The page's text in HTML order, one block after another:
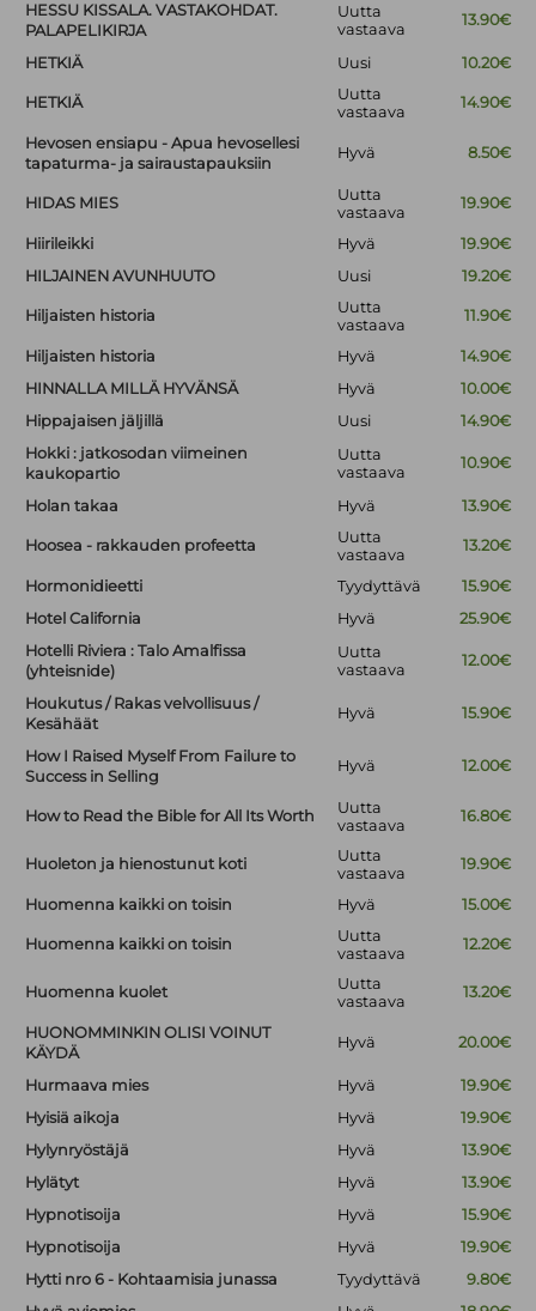
HESSU KISSALA. VASTAKOHDAT.
PALAPELIKIRJA
Uutta
vastaava
13.90€
HETKIÄ Uusi 10.20€
HETKIÄ
Uutta
vastaava
14.90€
Hevosen ensiapu - Apua hevosellesi
tapaturma- ja sairaustapauksiin
Hyvä 8.50€
HIDAS MIES
Uutta
vastaava
19.90€
Hiirileikki Hyvä
19.90€
HILJAINEN AVUNHUUTO
Uusi 19.20€
Hiljaisten historia
Uutta
vastaava
11.90€
Hiljaisten historia Hyvä
14.90€
HINNALLA MILLÄ HYVÄNSÄ
Hyvä
10.00€
Hippajaisen jäljillä
Uusi
14.90€
Hokki : jatkosodan viimeinen
kaukopartio
Uutta
vastaava
10.90€
Holan takaa Hyvä 13.90€
Hoosea - rakkauden profeetta
Uutta
vastaava
13.20€
Hormonidieetti Tyydyttävä
15.90€
Hotel California
Hyvä
25.90€
Hotelli Riviera : Talo Amalfissa
(yhteisnide)
Uutta
vastaava
12.00€
Houkutus / Rakas velvollisuus /
Kesähäät
Hyvä 15.90€
How I Raised Myself From Failure to
Success in Selling
Hyvä 12.00€
How to Read the Bible for All Its Worth
Uutta
vastaava
16.80€
Huoleton ja hienostunut koti
Uutta
vastaava
19.90€
Huomenna kaikki on toisin Hyvä 15.00€
Huomenna kaikki on toisin
Uutta
vastaava
12.20€
Huomenna kuolet
Uutta
vastaava
13.20€
HUONOMMINKIN OLISI VOINUT
KÄYDÄ
Hyvä 20.00€
Hurmaava mies Hyvä
19.90€
Hyisiä aikoja
Hyvä
19.90€
Hylynryöstäjä
Hyvä
13.90€
Hylätyt
Hyvä
13.90€
Hypnotisoija
Hyvä
15.90€
Hypnotisoija
Hyvä
19.90€
Hytti nro 6 - Kohtaamisia junassa
Tyydyttävä
9.80€